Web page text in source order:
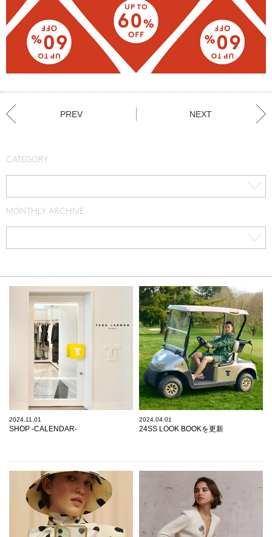
PREV NEXT
CATEGORY
MONTHLY ARCHIVE
2024.11.01
SHOP -CALENDAR-
2024.04.01
24SS LOOK BOOKを更新